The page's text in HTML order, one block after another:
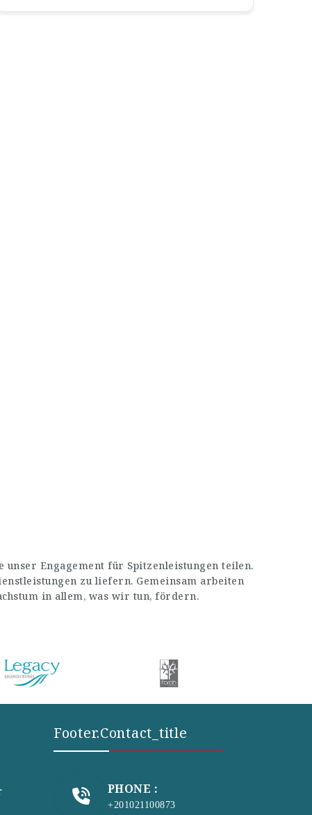
Engagement für Spitzenleistungen teilen.
zu liefern. Gemeinsam arbeiten
in allem, was wir tun, fördern.
Footer.contact_title
PHONE :
+201021100873